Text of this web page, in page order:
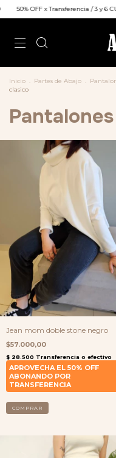
/ 3 y 6 CUOTAS sin
Inicio . Partes de Abajo .
clasico
Pantalones
Jean mom doble stone negro
$57.000,00
COMPRAR